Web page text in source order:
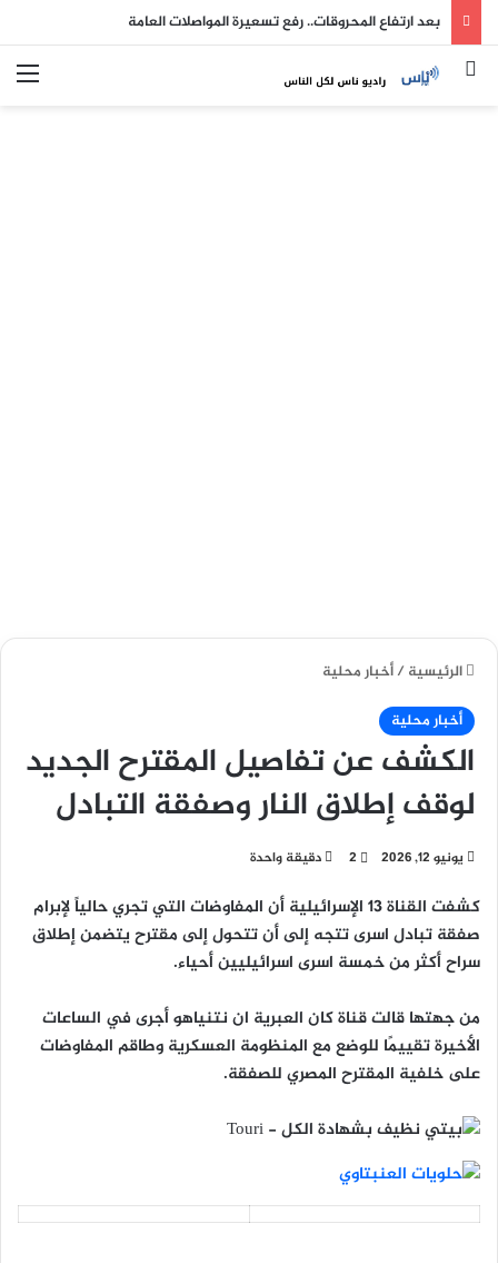
بعد ارتفاع المحروقات.. رفع تسعيرة المواصلات العامة
بحث عن
الرئيسية/أخبار محلية
أخبار محلية
الكشف عن تفاصيل المقترح الجديد
لوقف إطلاق النار وصفقة التبادل
يونيو 12, 2026 2 دقيقة واحدة
كشفت القناة 13 الإسرائيلية أن المفاوضات التي تجري حالياً لإبرام
صفقة تبادل اسرى تتجه إلى أن تتحول إلى مقترح يتضمن إطلاق
سراح أكثر من خمسة اسرى اسرائيليين أحياء.
من جهتها قالت قناة كان العبرية ان نتنياهو أجرى في الساعات
الأخيرة تقييمًا للوضع مع المنظومة العسكرية وطاقم المفاوضات
على خلفية المقترح المصري للصفقة.